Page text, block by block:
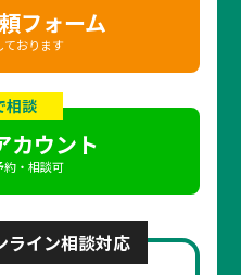
フォーム
ております
相談
カウント
約・相談可
ライン相談対応